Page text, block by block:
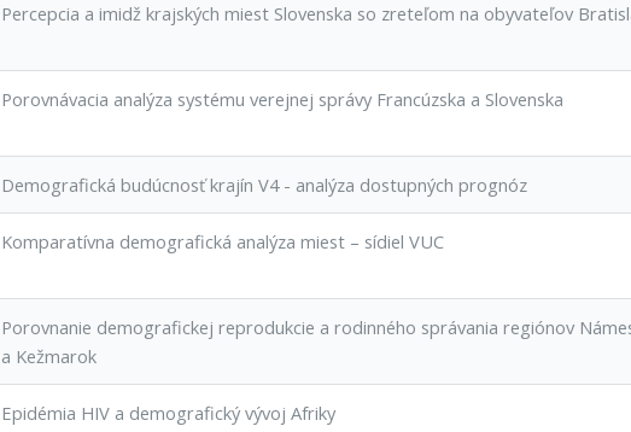
Percepcia a imidž krajských miest Slovenska so zreteľom na obyvateľov
Porovnávacia analýza systému verejnej správy Francúzska a Slovenska
Demografická budúcnosť krajín V4 - analýza dostupných prognóz
Komparatívna demografická analýza miest – sídiel VUC
Porovnanie demografickej reprodukcie a rodinného správania regiónov
a Kežmarok
Epidémia HIV a demografický vývoj Afriky